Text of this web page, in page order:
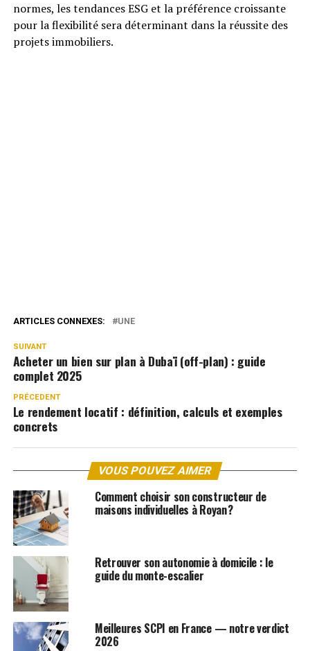
normes, les tendances ESG et la préférence croissante
pour la flexibilité sera déterminant dans la réussite des
projets immobiliers.
ARTICLES CONNEXES: UNE
SUIVANT
Acheter un bien sur plan à Dubaï (off-plan) : guide
complet 2025
PRÉCEDENT
Le rendement locatif : définition, calculs et exemples
concrets
VOUS POUVEZ AIMER
Comment choisir son constructeur de
maisons individuelles à Royan ?
Retrouver son autonomie à domicile : le
guide du monte-escalier
Meilleures SCPI en France — notre verdict
2026